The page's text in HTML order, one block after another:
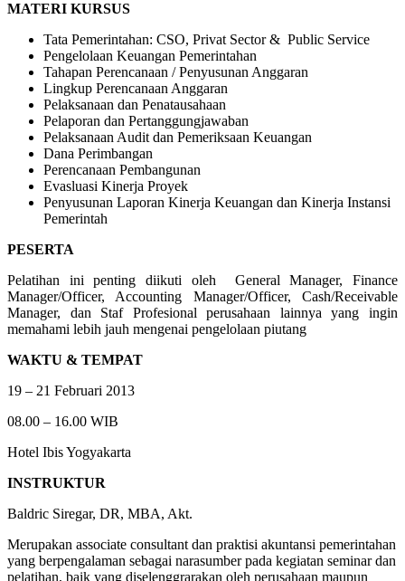
MATERI KURSUS
Tata Pemerintahan: CSO, Privat Sector & Public Service
Pengelolaan Keuangan Pemerintahan
Tahapan Perencanaan / Penyusunan Anggaran
Lingkup Perencanaan Anggaran
Pelaksanaan dan Penatausahaan
Pelaporan dan Pertanggungjawaban
Pelaksanaan Audit dan Pemeriksaan Keuangan
Dana Perimbangan
Perencanaan Pembangunan
Evasluasi Kinerja Proyek
Penyusunan Laporan Kinerja Keuangan dan Kinerja Instansi
Pemerintah
PESERTA
Pelatihan ini penting diikuti oleh General Manager, Finance
Manager/Officer, Accounting Manager/Officer, Cash/Receivable
Manager, dan Staf Profesional perusahaan lainnya yang ingin
memahami lebih jauh mengenai pengelolaan piutang
WAKTU & TEMPAT
19 – 21 Februari 2013
08.00 – 16.00 WIB
Hotel Ibis Yogyakarta
INSTRUKTUR
Baldric Siregar, DR, MBA, Akt.
Merupakan associate consultant dan praktisi akuntansi pemerintahan
yang berpengalaman sebagai narasumber pada kegiatan seminar dan
pelatihan, baik yang diselenggrarakan oleh perusahaan maupun